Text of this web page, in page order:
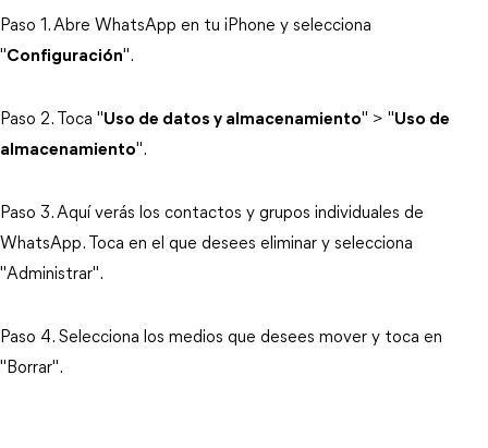
Paso 1. Abre WhatsApp en tu iPhone y selecciona
"Configuración".
Paso 2. Toca "Uso de datos y almacenamiento" > "Uso de
almacenamiento".
Paso 3. Aquí verás los contactos y grupos individuales de
WhatsApp. Toca en el que desees eliminar y selecciona
"Administrar".
Paso 4. Selecciona los medios que desees mover y toca en
"Borrar".